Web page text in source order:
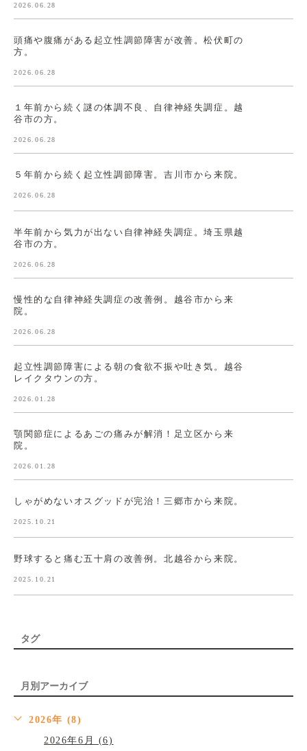
2026.06.28
頭痛や腹痛がある起立性調節障害が改善。松伏町の
方。
2026.06.28
１年前から続く謎の体調不良、自律神経失調症。越
谷市の方。
2026.06.28
５年前から続く起立性調節障害。吉川市から来院。
2026.06.28
半年前から気力が出ない自律神経失調症。埼玉県越
谷市の方。
2026.06.28
慢性的な自律神経失調症の改善例。越谷市から来
院。
2026.06.28
起立性調節障害による朝の食欲不振や吐き気。越谷
レイクタウンの方。
2026.01.28
顎関節症によるあごの痛みが解消！足立区から来
院。
2026.01.28
しゃがめないオスグッドが完治！三郷市から来院。
2025.10.21
野球すると痛む五十肩の改善例。北越谷から来院。
2025.10.21
タグ
月別アーカイブ
2026年 (8)
2026年6月 (6)